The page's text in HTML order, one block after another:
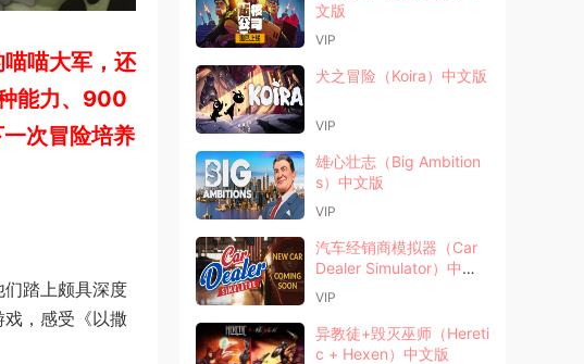
喵大军，还
能力、900
次冒险培养
们踏上颇具深度
，感受《以撒
文版
VIP
犬之冒险（Koira）中文版
VIP
雄心壮志（Big Ambition
s）中文版
VIP
汽车经销商模拟器（Car
Dealer Simulator）中文
版
VIP
异教徒+毁灭巫师（Hereti
c + Hexen）中文版